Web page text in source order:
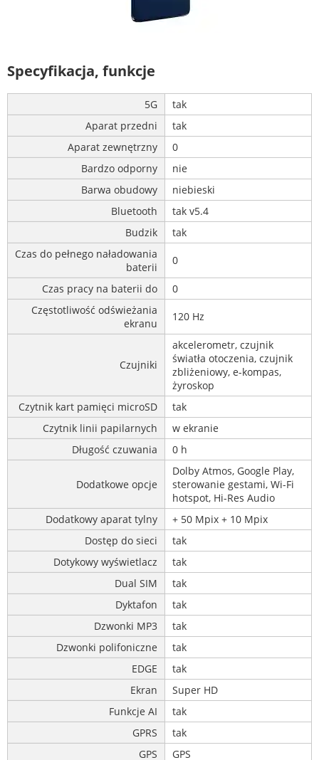
Specyfikacja, funkcje
5G
tak
Aparat przedni
tak
Aparat zewnętrzny
0
Bardzo odporny
nie
Barwa obudowy
niebieski
Bluetooth
tak v5.4
Budzik
tak
Czas do pełnego naładowania
baterii
0
Czas pracy na baterii do
0
Częstotliwość odświeżania
ekranu
120 Hz
Czujniki
akcelerometr, czujnik
światła otoczenia, czujnik
zbliżeniowy, e-kompas,
żyroskop
Czytnik kart pamięci microSD
tak
Czytnik linii papilarnych
w ekranie
Długość czuwania
0 h
Dodatkowe opcje
Dolby Atmos, Google Play,
sterowanie gestami, Wi-Fi
hotspot, Hi-Res Audio
Dodatkowy aparat tylny
+ 50 Mpix + 10 Mpix
Dostęp do sieci
tak
Dotykowy wyświetlacz
tak
Dual SIM
tak
Dyktafon
tak
Dzwonki MP3
tak
Dzwonki polifoniczne
tak
EDGE
tak
Ekran
Super HD
Funkcje AI
tak
GPRS
tak
GPS
GPS